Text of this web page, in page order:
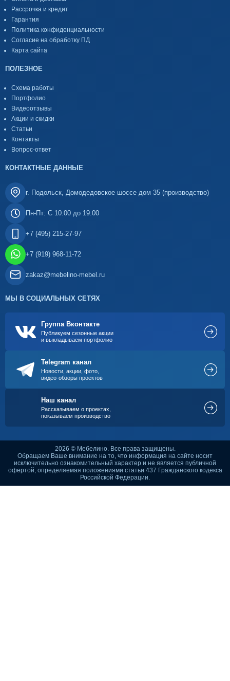
Рассрочка и кредит
Гарантия
Политика конфиденциальности
Согласие на обработку ПД
Карта сайта
ПОЛЕЗНОЕ
Схема работы
Портфолио
Видеоотзывы
Акции и скидки
Статьи
Контакты
Вопрос-ответ
КОНТАКТНЫЕ ДАННЫЕ
г. Подольск, Домодедовское шоссе дом 35 (производство)
Пн-Пт: С 10:00 до 19:00
+7 (495) 215-27-97
+7 (919) 968-11-72
zakaz@mebelino-mebel.ru
МЫ В СОЦИАЛЬНЫХ СЕТЯХ
Группа Вконтакте
Публикуем сезонные акции
и выкладываем портфолио
Telegram канал
Новости, акции, фото,
видео-обзоры проектов
Наш канал
Рассказываем о проектах,
показываем производство
2026 © Мебелино. Все права защищены.
Обращаем Ваше внимание на то, что информация на сайте носит
исключительно ознакомительный характер и не является публичной
офертой, определяемая положениями статьи 437 Гражданского кодекса
Российской Федерации.